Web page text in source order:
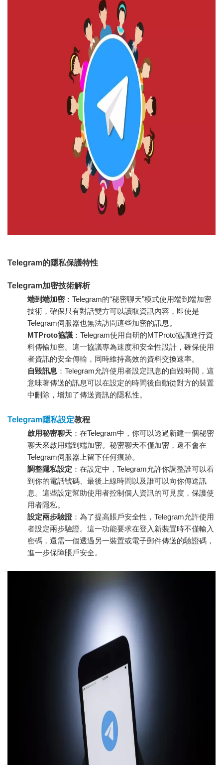
Telegram的隱私保護特性
Telegram加密技術解析
端到端加密：Telegram的“秘密聊天”模式使用端到端加密
技術，確保只有對話雙方可以讀取資訊內容，即使是
Telegram伺服器也無法訪問這些加密的訊息。
MTProto協議 ：Telegram使用自研的MTProto協議進行資
料傳輸加密。這一協議專為速度和安全性設計，確保使用
者資訊的安全傳輸，同時維持高效的資料交換速率。
自毀訊息 ：Telegram允許使用者設定訊息的自毀時間，這
意味著傳送的訊息可以在設定的時間後自動從對方的裝置
中刪除，增加了傳送資訊的隱私性。
Telegram隱私設定教程
啟用秘密聊天 ：在Telegram中，你可以透過新建一個秘密
聊天來啟用端到端加密。秘密聊天不僅加密，還不會在
Telegram伺服器上留下任何痕跡。
調整隱私設定 ：在設定中，Telegram允許你調整誰可以看
到你的電話號碼、最後上線時間以及誰可以向你傳送訊
息。這些設定幫助使用者控制個人資訊的可見度，保護使
用者隱私。
設定兩步驗證 ：為了提高賬戶安全性，Telegram允許使用
者設定兩步驗證。這一功能要求在登入新裝置時不僅輸入
密碼，還需一個透過另一裝置或電子郵件傳送的驗證碼，
進一步保障賬戶安全。